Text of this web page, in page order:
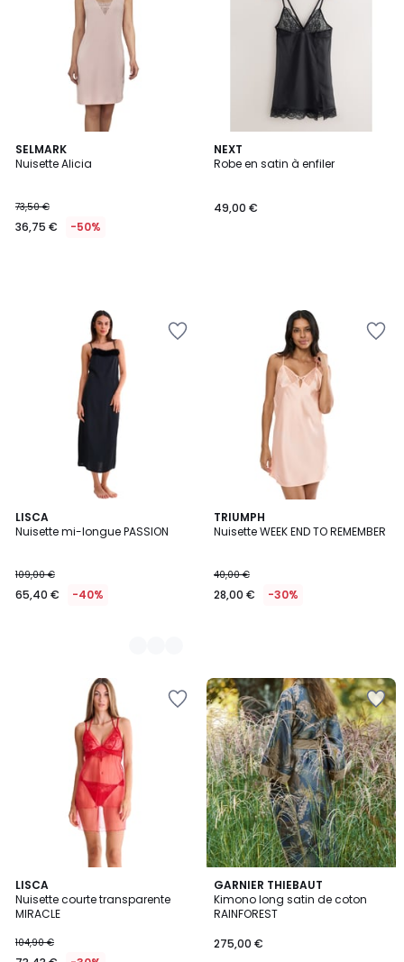
SELMARK
Nuisette Alicia
73,50 €
36,75 € -50%
NEXT
Robe en satin à enfiler
49,00 €
LISCA
Nuisette mi-longue PASSION
109,00 €
65,40 € -40%
2
Couleurs
TRIUMPH
Nuisette WEEK END TO REMEMBER
40,00 €
28,00 € -30%
LISCA
Nuisette courte transparente
MIRACLE
104,90 €
GARNIER THIEBAUT
Kimono long satin de coton
RAINFOREST
275,00 €